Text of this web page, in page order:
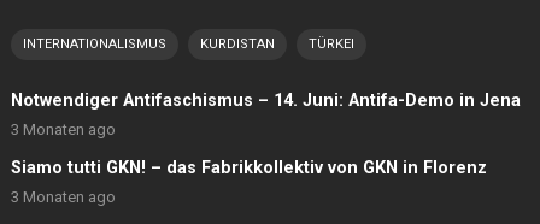
INTERNATIONALISMUS KURDISTAN TÜRKEI
Notwendiger Antifaschismus – 14. Juni: Antifa-Demo in Jena
3 Monaten ago
Siamo tutti GKN! – das Fabrikkollektiv von GKN in Florenz
3 Monaten ago